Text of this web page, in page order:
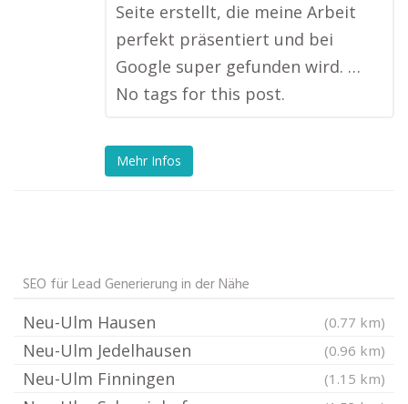
Seite erstellt, die meine Arbeit
perfekt präsentiert und bei
Google super gefunden wird. …
No tags for this post.
Mehr Infos
SEO für Lead Generierung in der Nähe
Neu-Ulm Hausen (0.77 km)
Neu-Ulm Jedelhausen (0.96 km)
Neu-Ulm Finningen (1.15 km)